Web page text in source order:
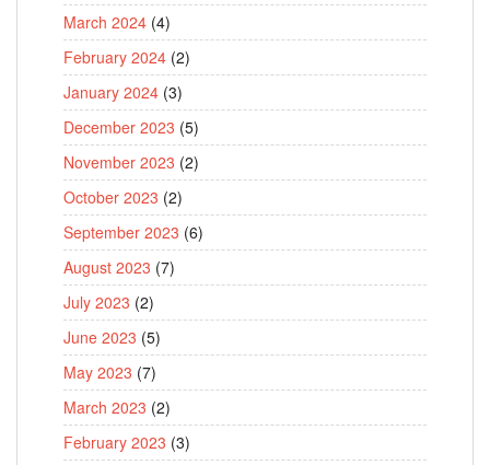
March 2024 (4)
February 2024 (2)
January 2024 (3)
December 2023 (5)
November 2023 (2)
October 2023 (2)
September 2023 (6)
August 2023 (7)
July 2023 (2)
June 2023 (5)
May 2023 (7)
March 2023 (2)
February 2023 (3)